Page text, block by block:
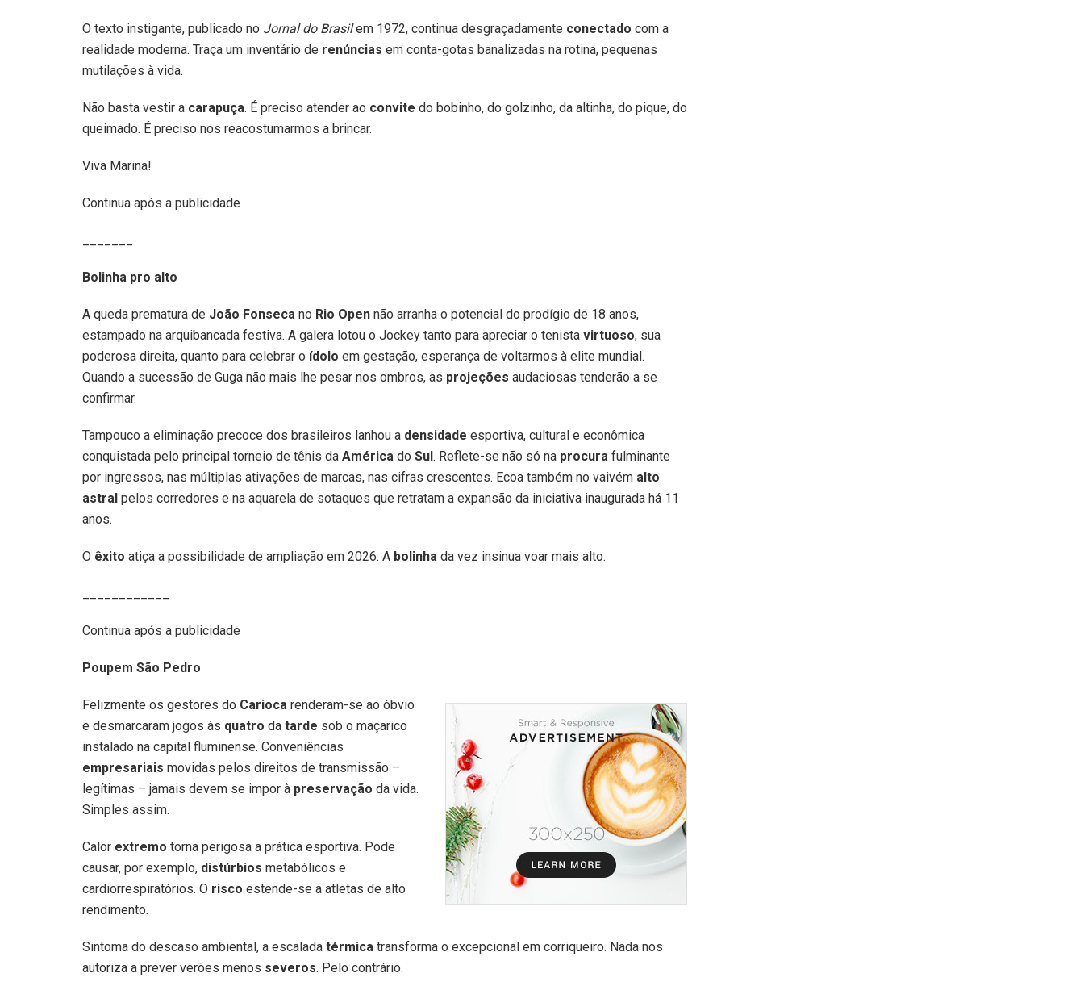
O texto instigante, publicado no Jornal do Brasilem 1972, continua desgraçadamente conectado com a
realidade moderna. Traça um inventário de renúncias em conta-gotas banalizadas na rotina, pequenas
mutilações à vida.
Não basta vestir a carapuça. É preciso atender ao convite do bobinho, do golzinho, da altinha, do pique, do
queimado. É preciso nos reacostumarmos a brincar.
Viva Marina!
Continua após a publicidade
Bolinha pro alto
A queda prematura de João Fonseca no Rio Open não arranha o potencial do prodígio de 18 anos,
estampado na arquibancada festiva. A galera lotou o Jockey tanto para apreciar o tenista virtuoso, sua
poderosa direita, quanto para celebrar o ídolo em gestação, esperança de voltarmos à elite mundial.
Quando a sucessão de Guga não mais lhe pesar nos ombros, as projeções audaciosas tenderão a se
confirmar.
Tampouco a eliminação precoce dos brasileiros lanhou a densidade esportiva, cultural e econômica
conquistada pelo principal torneio de tênis da América do Sul. Reflete-se não só na procura fulminante
por ingressos, nas múltiplas ativações de marcas, nas cifras crescentes. Ecoa também no vaivém alto
astral pelos corredores e na aquarela de sotaques que retratam a expansão da iniciativa inaugurada há 11
anos.
O êxito atiça a possibilidade de ampliação em 2026. A bolinha da vez insinua voar mais alto.
Continua após a publicidade
Poupem São Pedro
Felizmente os gestores do Carioca renderam-se ao óbvio
e desmarcaram jogos às quatro da tarde sob o maçarico
instalado na capital fluminense. Conveniências
empresariais movidas pelos direitos de transmissão –
legítimas – jamais devem se impor à preservação da vida.
Simples assim.
Calor extremo torna perigosa a prática esportiva. Pode
causar, por exemplo, distúrbios metabólicos e
cardiorrespiratórios. O risco estende-se a atletas de alto
rendimento.
Sintoma do descaso ambiental, a escalada térmica transforma o excepcional em corriqueiro. Nada nos
autoriza a prever verões menos severos. Pelo contrário.